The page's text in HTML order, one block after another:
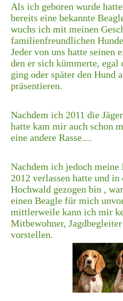
Als ich geboren wurde
bereits eine bekannte
wuchs ich mit meinen
familienfreundlichen
Jeder von uns hatte seinen
den er sich kümmerte, egal
ging oder später den Hund
präsentieren.
Nachdem ich 2011 die
hatte kam mir auch schon
eine andere Rasse....
Nachdem ich jedoch
2012 verlassen hatte und in
Hochwald gezogen bin ,
einen Beagle für mich
mittlerweile kann ich mir
Mitbewohner,
vorstellen.